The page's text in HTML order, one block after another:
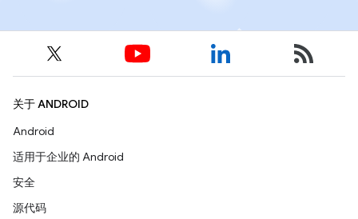
关于 ANDROID
Android
适用于企业的 Android
安全
源代码